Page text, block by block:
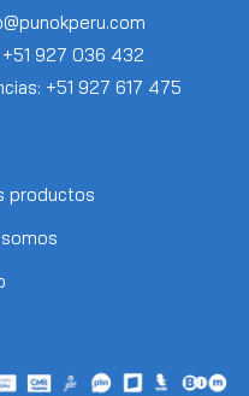
927 036 432
+51 927 617 475
productos